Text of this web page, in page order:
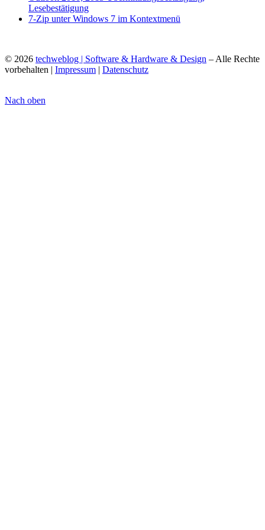
Lesebestätigung
7-Zip unter Windows 7 im Kontextmenü
© 2026 techweblog | Software & Hardware & Design – Alle Rechte
vorbehalten | Impressum | Datenschutz
Nach oben